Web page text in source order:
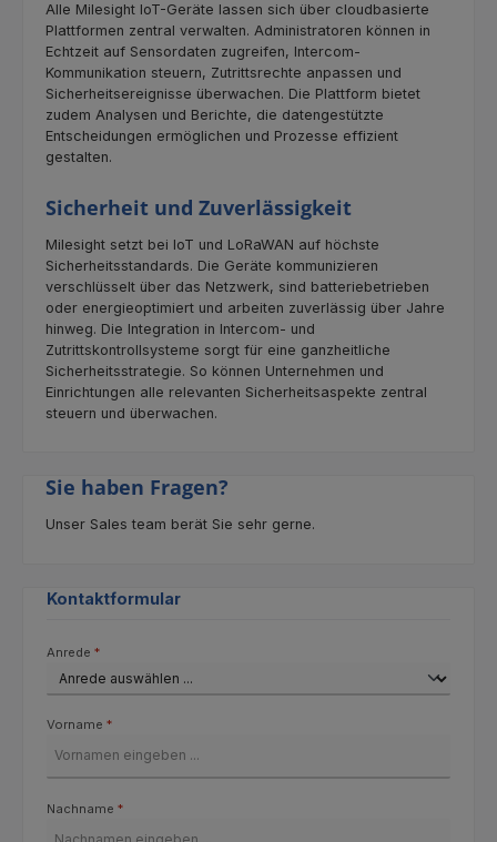
Alle Milesight IoT-Geräte lassen sich über cloudbasierte
Plattformen zentral verwalten. Administratoren können in
Echtzeit auf Sensordaten zugreifen, Intercom-
Kommunikation steuern, Zutrittsrechte anpassen und
Sicherheitsereignisse überwachen. Die Plattform bietet
zudem Analysen und Berichte, die datengestützte
Entscheidungen ermöglichen und Prozesse effizient
gestalten.
Sicherheit und Zuverlässigkeit
Milesight setzt bei IoT und LoRaWAN auf höchste
Sicherheitsstandards. Die Geräte kommunizieren
verschlüsselt über das Netzwerk, sind batteriebetrieben
oder energieoptimiert und arbeiten zuverlässig über Jahre
hinweg. Die Integration in Intercom- und
Zutrittskontrollsysteme sorgt für eine ganzheitliche
Sicherheitsstrategie. So können Unternehmen und
Einrichtungen alle relevanten Sicherheitsaspekte zentral
steuern und überwachen.
Sie haben Fragen?
Unser Sales team berät Sie sehr gerne.
Kontaktformular
Anrede *
Vorname *
Nachname *